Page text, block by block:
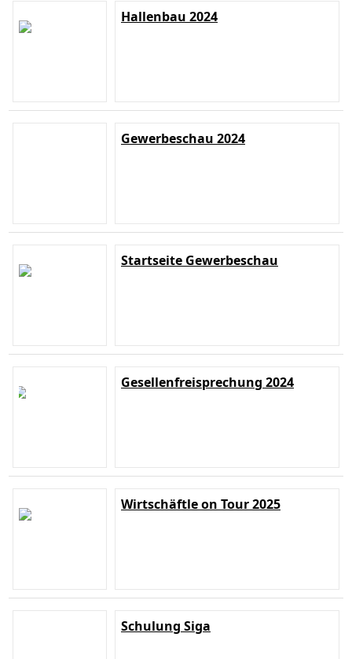
Hallenbau 2024
Gewerbeschau 2024
Startseite Gewerbeschau
Gesellenfreisprechung 2024
Wirtschäftle on Tour 2025
Schulung Siga